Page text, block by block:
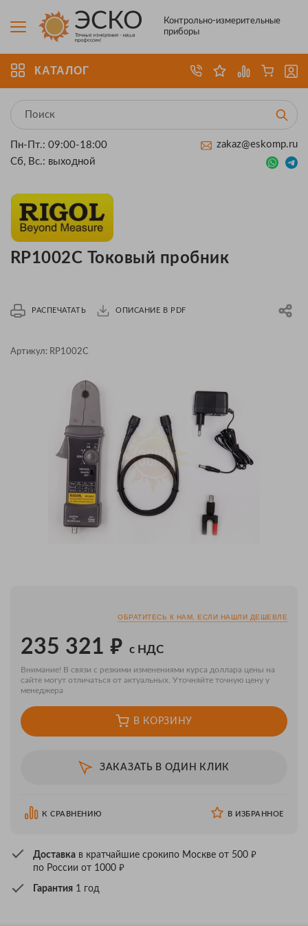
Контрольно-измерительные
приборы
КАТАЛОГ
Пн-Пт.: 09:00-18:00
Сб, Вс.: выходной
zakaz@eskomp.ru
RP1002C Токовый пробник
РАСПЕЧАТАТЬ ОПИСАНИЕ В PDF
Артикул: RP1002C
ОБРАТИТЕСЬ К НАМ, ЕСЛИ НАШЛИ ДЕШЕВЛЕ
235 321 ₽ с НДС
Внимание! В связи с резкими изменениями курса доллара цены на
сайте могут отличаться от актуальных. Уточняйте точную цену у
менеджера
В КОРЗИНУ
ЗАКАЗАТЬ В ОДИН КЛИК
К СРАВНЕНИЮ В ИЗБРАННОЕ
Доставка в кратчайшие срокипо Москве от 500 ₽
по России от 1000 ₽
Гарантия 1 год